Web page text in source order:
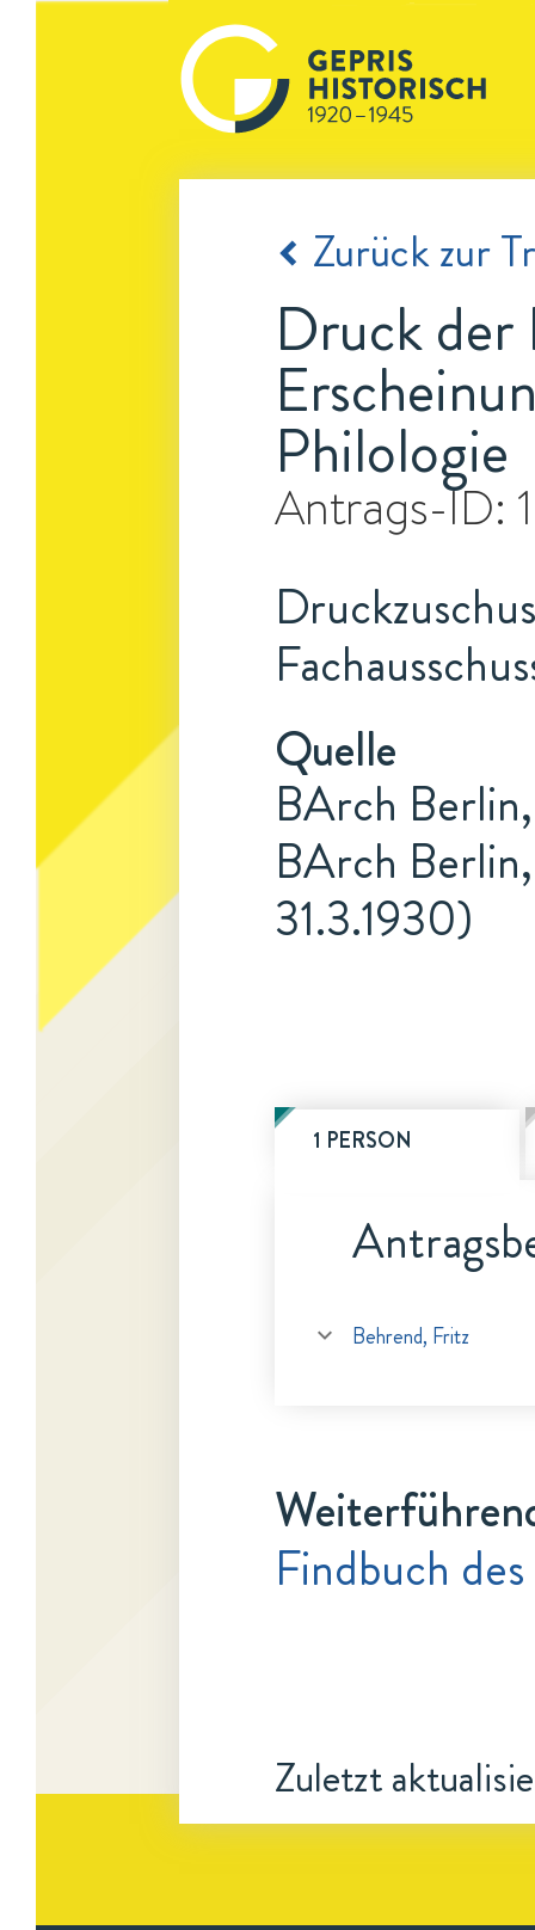
Zurück zur
Druck der
Philologie
Antrags-ID:
Quelle
BArch
BArch
31.3.1930)
1 PERSON
Behrend, Fritz
Findbuch
Zuletzt